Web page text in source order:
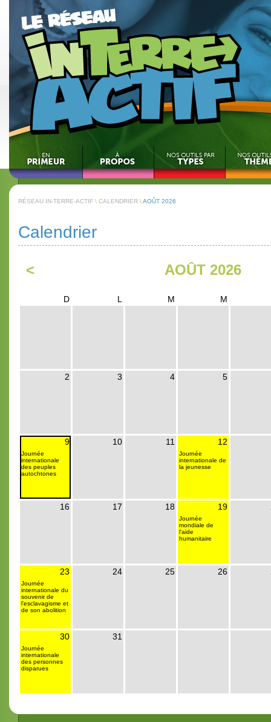
RÉSEAU IN-TERRE-ACTIF \ CALENDRIER \AOÛT 2026
Calendrier
< AOÛT 2026
D L M M
2 3 4 5
9
Journée
internationale
des peuples
autochtones
10 11 12
Journée
internationale de
la jeunesse
16 17 18 19
Journée
mondiale de
l'aide
humanitaire
23
Journée
internationale du
souvenir de
l'esclavagisme et
de son abolition
24 25 26
30
Journée
internationale
des personnes
disparues
31